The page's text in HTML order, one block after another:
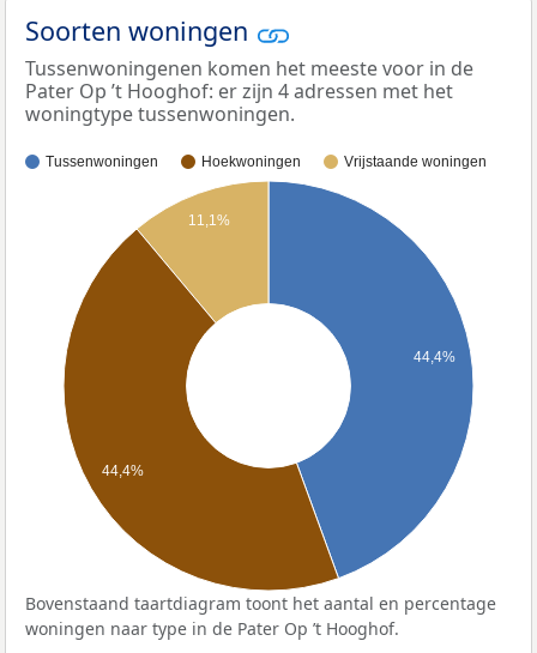
Soorten woningen
Tussenwoningenen komen het meeste voor in de
Pater Op ’t Hooghof: er zijn 4 adressen met het
woningtype tussenwoningen.
Tussenwoningen Hoekwoningen Vrijstaande woningen
44,4%
11,1%
44,4%
Bovenstaand taartdiagram toont het aantal en percentage
woningen naar type in de Pater Op ’t Hooghof.